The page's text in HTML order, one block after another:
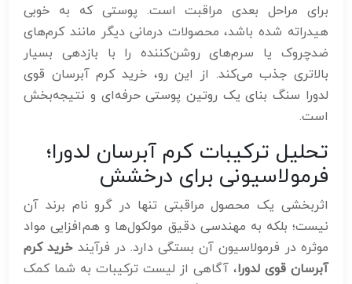
برای مراحل بعدی مراقبت است. پوستی که به خوبی
هیدراته شده باشد، محصولات درمانی دیگر مانند کرم‌های
ضدچروک یا سرم‌های روشن‌کننده را با بازدهی بسیار
بالاتری جذب می‌کند. از این رو، خرید کرم آبرسان قوی
لدورا سنگ بنای یک روتین پوستی حرفه‌ای و نتیجه‌بخش
است.
تحلیل ترکیبات کرم آبرسان لدورا؛
فرمولاسیونی برای درخشش
اثربخشی یک محصول مراقبتی تنها در گرو نام برند آن
نیست؛ بلکه به مهندسی دقیق مولکول‌ها و هم‌افزایی مواد
موثره در فرمولاسیون آن بستگی دارد. در فرآیندخرید کرم
آبرسان قوی لدورا، آگاهی از لیست ترکیبات به شما کمک